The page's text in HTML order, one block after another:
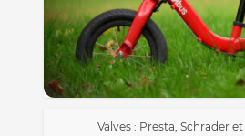
Valves : Presta, Schrader